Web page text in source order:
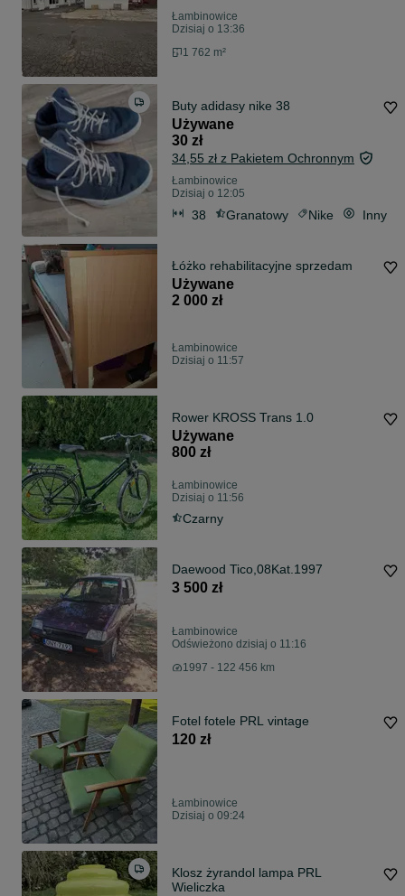
Łambinowice
Dzisiaj o 13:36
1 762 m²
Buty adidasy nike 38
Używane
30 zł
34,55 zł z Pakietem Ochronnym
Łambinowice
Dzisiaj o 12:05
38 Granatowy Nike Inny
Łóżko rehabilitacyjne sprzedam
Używane
2 000 zł
Łambinowice
Dzisiaj o 11:57
Rower KROSS Trans 1.0
Używane
800 zł
Łambinowice
Dzisiaj o 11:56
Czarny
Daewood Tico,08Kat.1997
3 500 zł
Łambinowice
Odświeżono dzisiaj o 11:16
1997 - 122 456 km
Fotel fotele PRL vintage
120 zł
Łambinowice
Dzisiaj o 09:24
Klosz żyrandol lampa PRL
Wieliczka